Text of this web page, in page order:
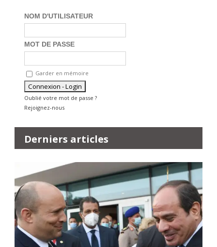
NOM D'UTILISATEUR
MOT DE PASSE
Garder en mémoire
Oublié votre mot de passe ?
Rejoignez-nous
Derniers articles